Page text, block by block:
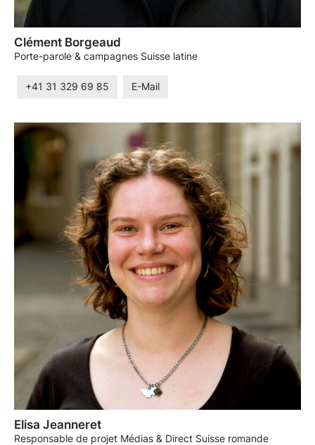
Clément Borgeaud
Porte-parole & campagnes Suisse latine
+41 31 329 69 85 E-Mail
Elisa Jeanneret
Responsable de projet Médias & Direct Suisse romande